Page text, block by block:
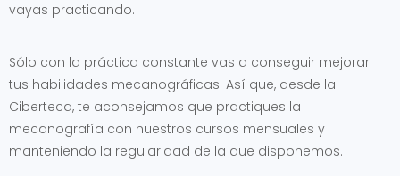
vayas practicando.
Sólo con la práctica constante vas a conseguir mejorar
tus habilidades mecanográficas. Así que, desde la
Ciberteca, te aconsejamos que practiques la
mecanografía con nuestros cursos mensuales y
manteniendo la regularidad de la que disponemos.